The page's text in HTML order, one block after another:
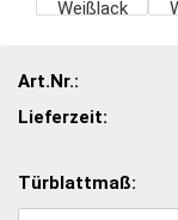
Art.Nr.:
Lieferzeit:
Türblattmaß: